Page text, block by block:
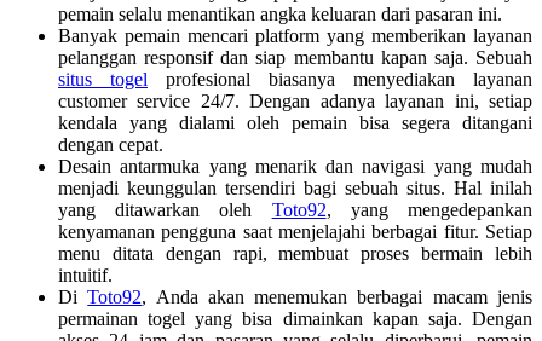
pemain selalu menantikan angka keluaran dari pasaran ini.
Banyak pemain mencari platform yang memberikan layanan
pelanggan responsif dan siap membantu kapan saja. Sebuah
situs togel profesional biasanya menyediakan layanan
customer service 24/7. Dengan adanya layanan ini, setiap
kendala yang dialami oleh pemain bisa segera ditangani
dengan cepat.
Desain antarmuka yang menarik dan navigasi yang mudah
menjadi keunggulan tersendiri bagi sebuah situs. Hal inilah
yang ditawarkan oleh Toto92, yang mengedepankan
kenyamanan pengguna saat menjelajahi berbagai fitur. Setiap
menu ditata dengan rapi, membuat proses bermain lebih
intuitif.
DiToto92, Anda akan menemukan berbagai macam jenis
permainan togel yang bisa dimainkan kapan saja. Dengan